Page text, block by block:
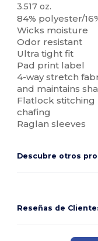
3.517 oz.
84% polyester/
Wicks moisture
Odor resistant
Ultra tight fit
Pad print label
4-way stretch
and maintains
Flatlock stitching
chafing
Raglan sleeves
Descubre otros
Reseñas de